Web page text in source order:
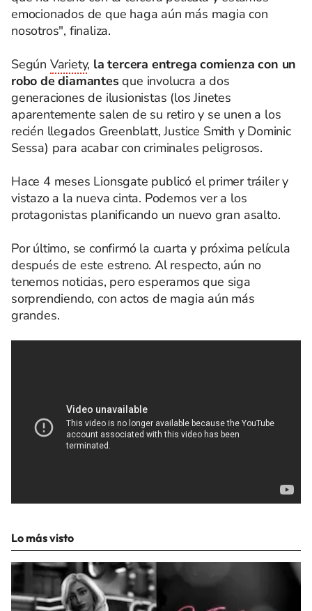
emocionados de que haga aún más magia con
nosotros", finaliza.
Según Variety, la tercera entrega comienza con un
robo de diamantesque involucra a dos
generaciones de ilusionistas (los Jinetes
aparentemente salen de su retiro y se unen a los
recién llegados Greenblatt, Justice Smith y Dominic
Sessa) para acabar con criminales peligrosos.
Hace 4 meses Lionsgate publicó el primer tráiler y
vistazo a la nueva cinta. Podemos ver a los
protagonistas planificando un nuevo gran asalto.
Por último, se confirmó la cuarta y próxima película
después de este estreno. Al respecto, aún no
tenemos noticias, pero esperamos que siga
sorprendiendo, con actos de magia aún más
grandes.
Lo más visto